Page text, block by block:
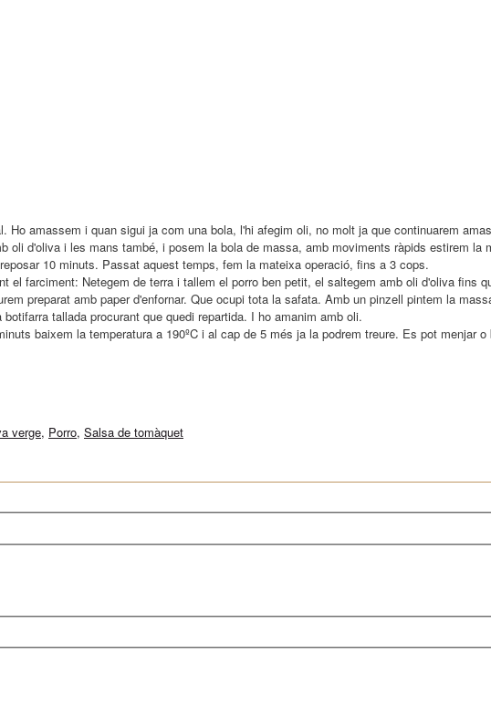
amassem i quan sigui ja com una bola, l'hi afegim oli, no molt ja que continuarem
oli d'oliva i les mans també, i posem la bola de massa, amb moviments ràpids estirem
10 minuts. Passat aquest temps, fem la mateixa operació, fins a 3 cops.
el farciment: Netegem de terra i tallem el porro ben petit, el saltegem amb oli d'oliva fins
preparat amb paper d'enfornar. Que ocupi tota la safata. Amb un pinzell pintem la
tallada procurant que quedi repartida. I ho amanim amb oli.
baixem la temperatura a 190ºC i al cap de 5 més ja la podrem treure. Es pot menjar
verge, Porro, Salsa de tomàquet